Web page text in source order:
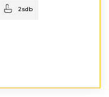
2sdb